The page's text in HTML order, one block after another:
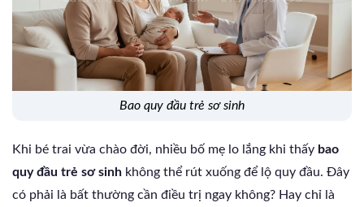
bao quy đầu trẻ sơ sinh
Khi bé trai vừa chào đời, nhiều bố mẹ lo lắng khi thấy bao
quy đầu trẻ sơ sinh không thể rút xuống để lộ quy đầu. Đây
có phải là bất thường cần điều trị ngay không? Hay chỉ là